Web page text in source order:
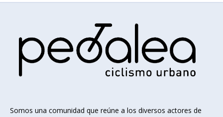
Somos una comunidad que reúne a los diversos actores de